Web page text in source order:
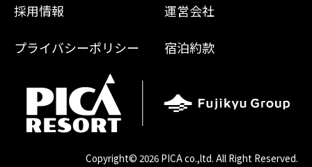
採用情報 運営会社
プライバシーポリシー 宿泊約款
Copyright© 2026 PICA co.,ltd. All Right Reserved.